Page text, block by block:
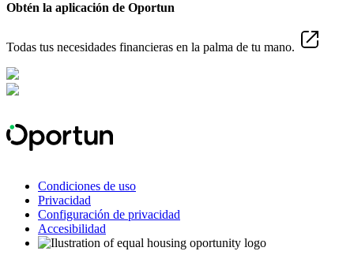
Obtén la aplicación de Oportun
Todas tus necesidades financieras en la palma de tu mano.
Condiciones de uso
Privacidad
Configuración de privacidad
Accesibilidad